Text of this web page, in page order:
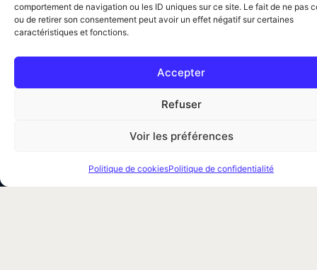
comportement de navigation ou les ID uniques sur ce site. Le fait de ne pas
ou de retirer son consentement peut avoir un effet négatif sur certaines
caractéristiques et fonctions.
Accepter
Refuser
Voir les préférences
Politique de cookiesPolitique de confidentialité
Traitement professionnel des nuisibles à Paris et en Île-
de-France. Punaises de lit, dératisation,
Votre simulateur de prix